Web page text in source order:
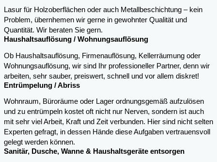
Lasur für Holzoberflächen oder auch Metallbeschichtung – kein
Problem, übernhemen wir gerne in gewohnter Qualität und
Quantität. Wir beraten Sie gern.
Haushaltsauflösung / Wohnungsauflösung
Ob Haushaltsauflösung, Firmenauflösung, Kellerräumung oder
Wohnungsauflösung, wir sind Ihr professioneller Partner, denn wir
arbeiten, sehr sauber, preiswert, schnell und vor allem diskret!
Entrümpelung / Abriss
Wohnraum, Büroräume oder Lager ordnungsgemäß aufzulösen
und zu entrümpeln kostet oft nicht nur Nerven, sondern ist auch
mit sehr viel Arbeit, Kraft und Zeit verbunden. Hier sind nicht selten
Experten gefragt, in dessen Hände diese Aufgaben vertrauensvoll
gelegt werden können.
Sanitär, Dusche, Wanne & Haushaltsgeräte entsorgen